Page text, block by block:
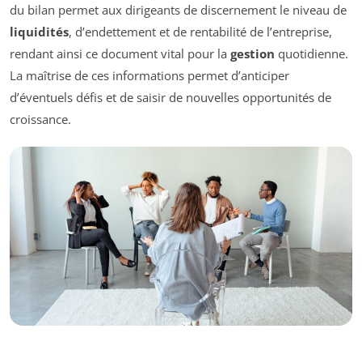
du bilan permet aux dirigeants de discernement le niveau de
liquidités, d’endettement et de rentabilité de l’entreprise,
rendant ainsi ce document vital pour la gestion quotidienne.
La maîtrise de ces informations permet d’anticiper
d’éventuels défis et de saisir de nouvelles opportunités de
croissance.